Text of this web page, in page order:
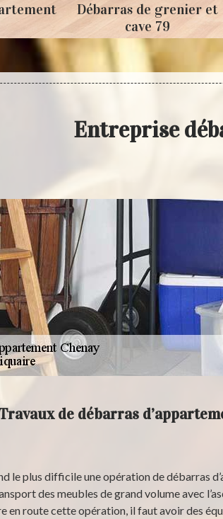
Débarras de grenier et
cave 79
Entreprise
de débarras
le plus difficile une opération de débarras
des meubles de grand volume avec
en route cette opération, il faut avoir des